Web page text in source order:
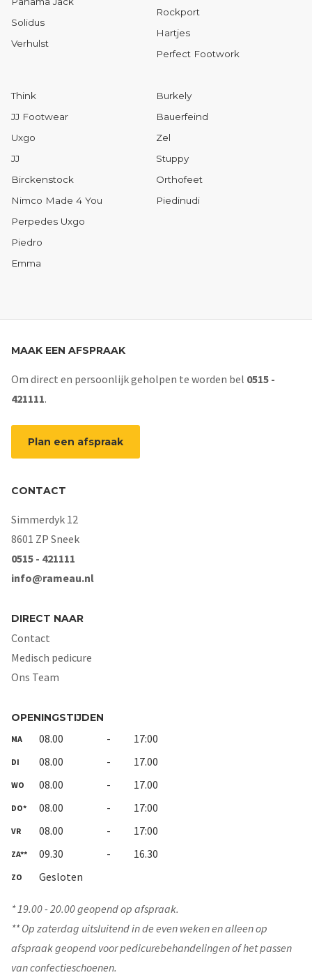
Solidus
Verhulst
Rockport
Hartjes
Perfect Footwork
Think
JJ Footwear
Uxgo
JJ
Birckenstock
Nimco Made 4 You
Perpedes Uxgo
Piedro
Emma
Burkely
Bauerfeind
Zel
Stuppy
Orthofeet
Piedinudi
MAAK EEN AFSPRAAK
Om direct en persoonlijk geholpen te worden bel 0515 -
421111.
Plan een afspraak
CONTACT
Simmerdyk 12
8601 ZP Sneek
0515 - 421111
info@rameau.nl
DIRECT NAAR
Contact
Medisch pedicure
Ons Team
OPENINGSTIJDEN
MA 08.00 - 17:00
DI 08.00 - 17.00
WO 08.00 - 17.00
DO* 08.00 - 17:00
VR 08.00 - 17:00
ZA** 09.30 - 16.30
ZO Gesloten
* 19.00 - 20.00 geopend op afspraak.
** Op zaterdag uitsluitend in de even weken en alleen op
afspraak geopend voor pedicurebehandelingen of het passen
van confectieschoenen.